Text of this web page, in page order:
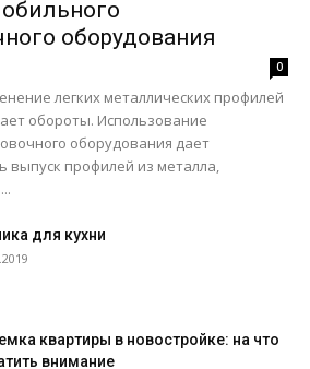
оборудования
0
легких металлических профилей
обороты. Использование
оборудования дает
выпуск профилей из металла,
для кухни
квартиры в новостройке: на что
внимание